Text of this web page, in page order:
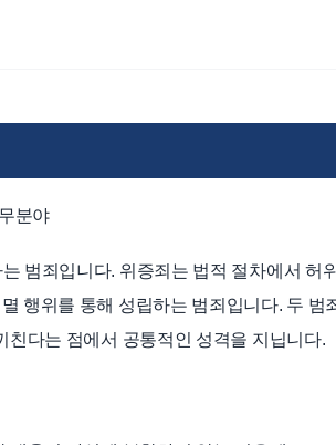
분야
범죄입니다. 위증죄는 법적 절차에서 허위
행위를 통해 성립하는 범죄입니다. 두 범
친다는 점에서 공통적인 성격을 지닙니다.